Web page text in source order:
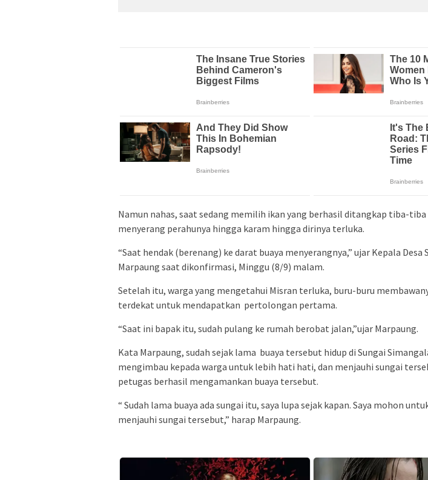
Namun nahas, saat sedang memilih ikan yang berhasil ditangkap tiba-tiba
menyerang perahunya hingga karam hingga dirinya terluka.
“Saat hendak (berenang) ke darat buaya menyerangnya,” ujar Kepala Desa
Marpaung saat dikonfirmasi, Minggu (8/9) malam.
Setelah itu, warga yang mengetahui Misran terluka, buru-buru
terdekat untuk mendapatkan pertolongan pertama.
“Saat ini bapak itu, sudah pulang ke rumah berobat jalan,”ujar Marpaung.
Kata Marpaung, sudah sejak lama buaya tersebut hidup di Sungai
mengimbau kepada warga untuk lebih hati hati, dan menjauhi sungai
petugas berhasil mengamankan buaya tersebut.
“ Sudah lama buaya ada sungai itu, saya lupa sejak kapan. Saya mohon
menjauhi sungai tersebut,” harap Marpaung.